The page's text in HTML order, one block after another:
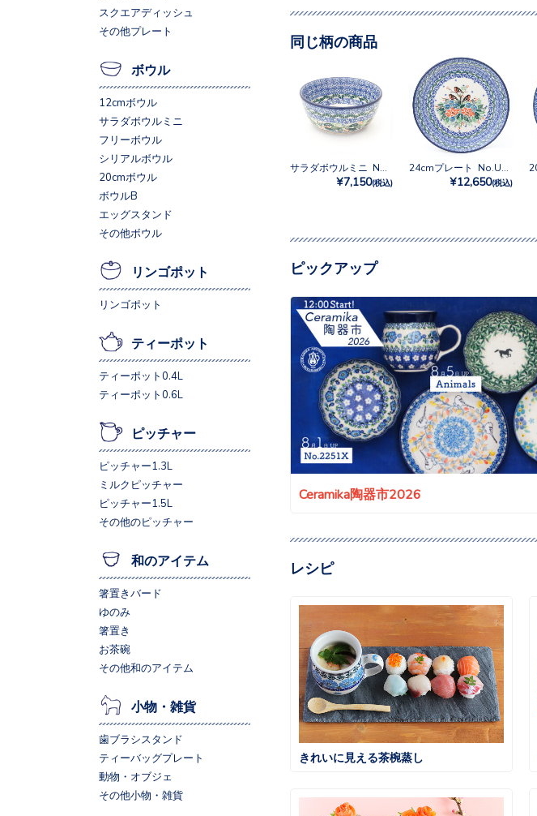
同じ柄の商品
¥7,150(税込) ¥12,650(税込)
ピックアップ
Ceramika陶器市2026
レシピ
きれいに見える茶椀蒸し
スクエアディッシュ
その他プレート
ボウル
12cmボウル
サラダボウルミニ
フリーボウル
シリアルボウル
20cmボウル
ボウルB
エッグスタンド
その他ボウル
リンゴポット
リンゴポット
ティーポット
ティーポット0.4L
ティーポット0.6L
ピッチャー
ピッチャー1.3L
ミルクピッチャー
ピッチャー1.5L
その他のピッチャー
和のアイテム
箸置きバード
ゆのみ
箸置き
お茶碗
その他和のアイテム
小物・雑貨
歯ブラシスタンド
ティーバッグプレート
動物・オブジェ
その他小物・雑貨